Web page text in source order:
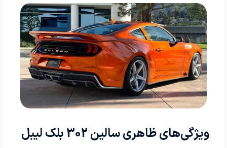
ویژگی‌های ظاهری سالین 302 بلک لیبل